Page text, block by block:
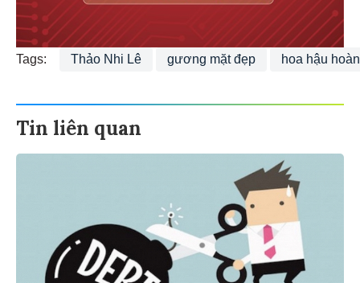
Tags: Thảo Nhi Lê gương mặt đẹp hoa hậu
Tin liên quan